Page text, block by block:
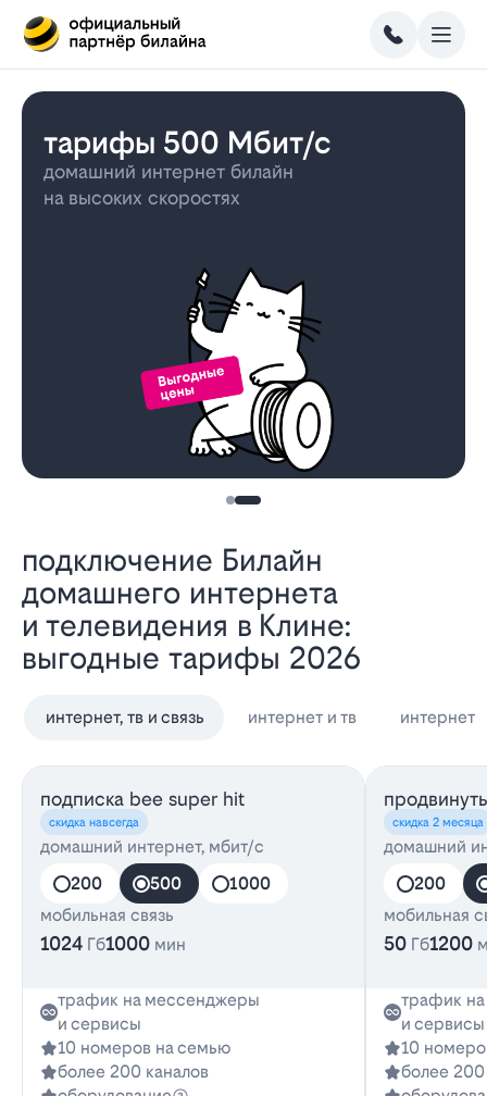
тарифы 500 Мбит/с
домашний интернет билайн
на высоких скоростях
Подключение Билайн
домашнего интернета
и телевидения в Клине:
выгодные тарифы 2026
интернет, тв и связь интернет и тв интернет
подписка bee super hit
скидка навсегда
домашний интернет, мбит/с
200
500
1000
мобильная связь
1024 Гб1000 мин
трафик на мессенджеры
и сервисы
10 номеров на семью
более 200 каналов
скидка 2 месяца
домашний
200
мобильная
50 Гб1200
трафик
и сервисы
10
более 200